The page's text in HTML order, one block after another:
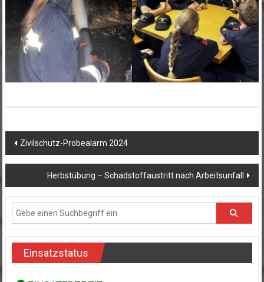
Beitragsnavigation
Zivilschutz-Probealarm 2024
Herbstübung – Schadstoffaustritt nach Arbeitsunfall
Einsatzstatus